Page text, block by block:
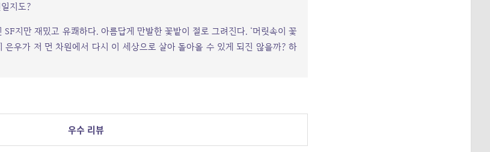
지도?
SF지만 재밌고 유쾌하다. 아름답게 만발한 꽃밭이 절로 그려진다. ‘머릿속이 꽃
은우가 저 먼 차원에서 다시 이 세상으로 살아 돌아올 수 있게 되진 않을까? 하
우수 리뷰